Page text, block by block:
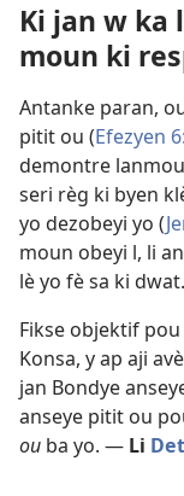
Ki jan w ka
moun ki
Antanke paran,
pitit ou (Efezyen
demontre
seri règ ki byen
yo dezobeyi yo (
moun obeyi l, li
lè yo fè sa ki
Fikse objektif
Konsa, y ap aji
jan Bondye
anseye pitit ou
ou ba yo. — Li